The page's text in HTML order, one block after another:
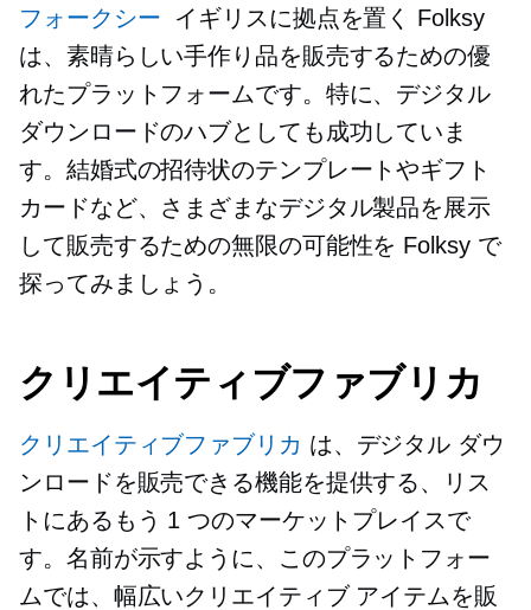
フォークシー イギリスに拠点を置く
Folksy
は、素晴らしい手作り品を販売するための優
れたプラットフォームです。特に、デジタル
ダウンロードのハブとしても成功していま
す。結婚式の招待状のテンプレートやギフト
カードなど、さまざまなデジタル製品を展示
して販売するための無限の可能性を Folksy で
探ってみましょう。
クリエイティブファブリカ
クリエイティブファブリカ は、デジタル ダウ
ンロードを販売できる機能を提供する、リス
トにあるもう 1 つのマーケットプレイスで
す。名前が示すように、このプラットフォー
ムでは、幅広いクリエイティブ アイテムを販